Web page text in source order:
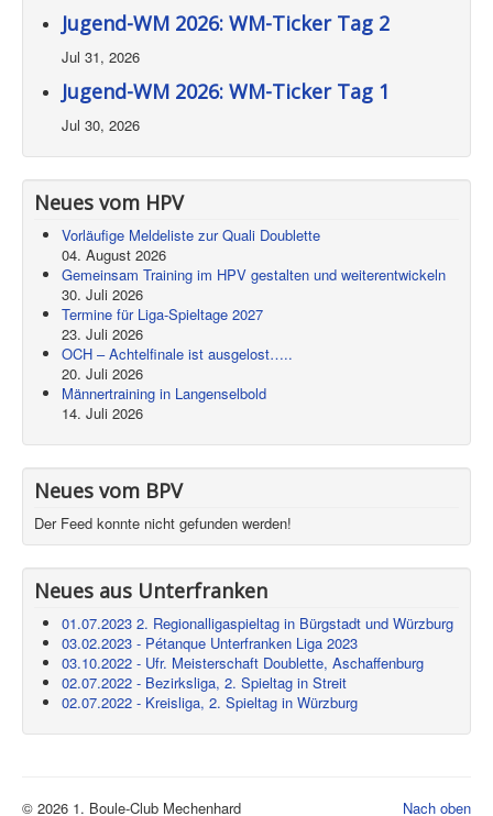
Jugend-WM 2026: WM-Ticker Tag 2
Jul 31, 2026
Jugend-WM 2026: WM-Ticker Tag 1
Jul 30, 2026
Neues vom HPV
Vorläufige Meldeliste zur Quali Doublette
04. August 2026
Gemeinsam Training im HPV gestalten und weiterentwickeln
30. Juli 2026
Termine für Liga-Spieltage 2027
23. Juli 2026
OCH – Achtelfinale ist ausgelost…..
20. Juli 2026
Männertraining in Langenselbold
14. Juli 2026
Neues vom BPV
Der Feed konnte nicht gefunden werden!
Neues aus Unterfranken
01.07.2023 2. Regionalligaspieltag in Bürgstadt und Würzburg
03.02.2023 - Pétanque Unterfranken Liga 2023
03.10.2022 - Ufr. Meisterschaft Doublette, Aschaffenburg
02.07.2022 - Bezirksliga, 2. Spieltag in Streit
02.07.2022 - Kreisliga, 2. Spieltag in Würzburg
Nach oben
© 2026 1. Boule-Club Mechenhard